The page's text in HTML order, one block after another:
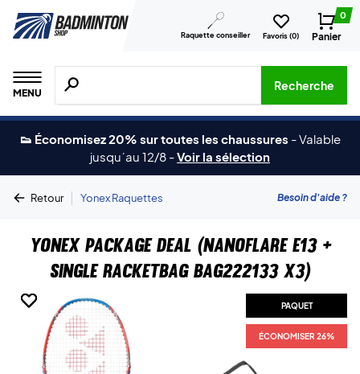
Raquette conseiller Favoris (0)
0
Panier
MENU
Recherche de produits, de marques, etc.
Recherche
👟 Économisez 20% sur toutes les chaussures -Valable
jusqu´au 12/8 -Voir la sélection
Retour | Yonex Raquettes Besoin d'aide ?
Yonex Package Deal (Nanoflare E13 +
Single Racketbag BAG222133 X3)
PAQUET
ÉCONOMISER 26%
PAQUET
ÉCONOMISER 26%
PAQUET
ÉCONOMISER 26%
PAQUET
ÉCONOMISER 26%